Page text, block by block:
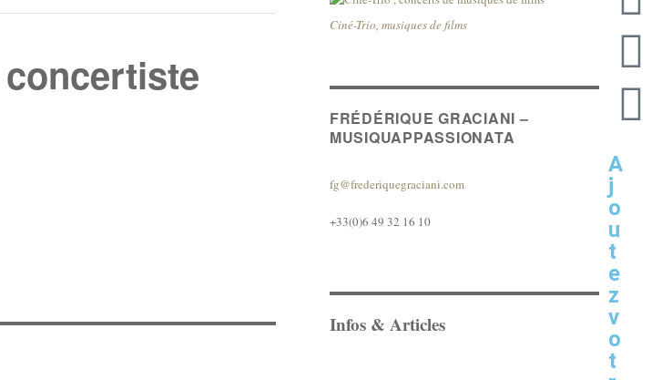
Ciné-Trio, musiques de films
FRÉDÉRIQUE GRACIANI –
MUSIQUAPPASSIONATA
fg@frederiquegraciani.com
+33(0)6 49 32 16 10
Infos & Articles
A
j
o
u
t
e
z
v
o
t